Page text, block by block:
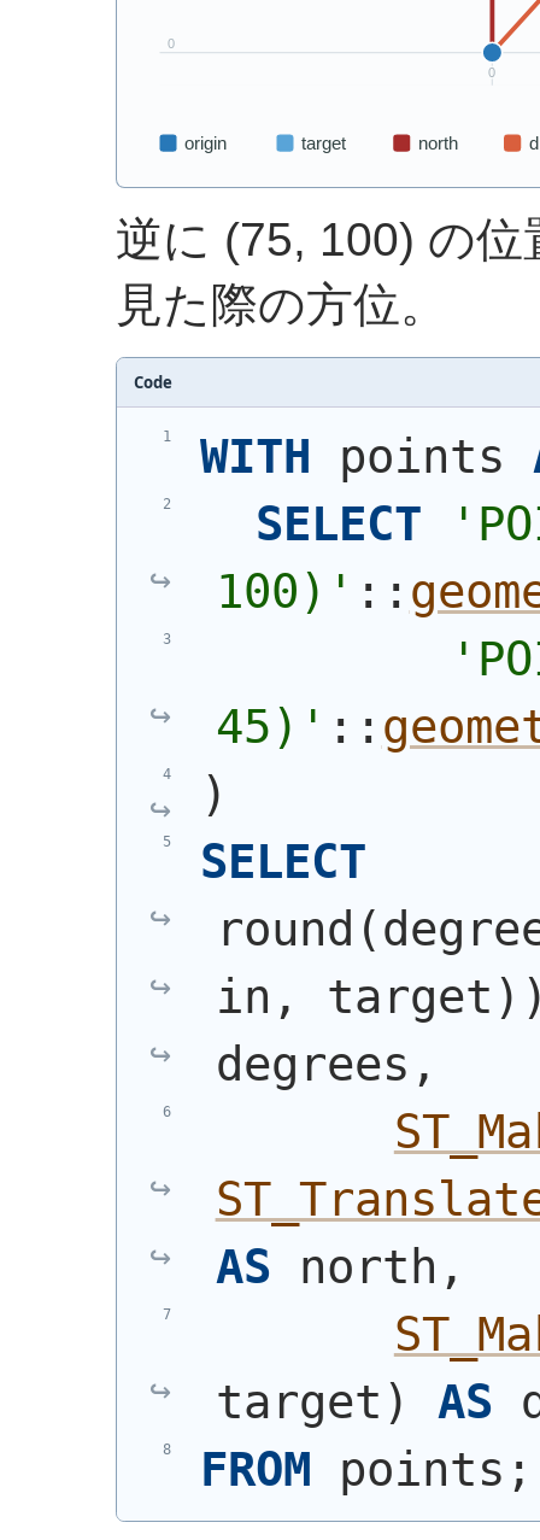
逆に (75, 100) の
見た際の方位。
Code
WITH points
SELECT
'
100) ' ::
'
45) ' ::
)
SELECT
round (
in, target )
degrees,
AS north,
target ) AS
FROM points;